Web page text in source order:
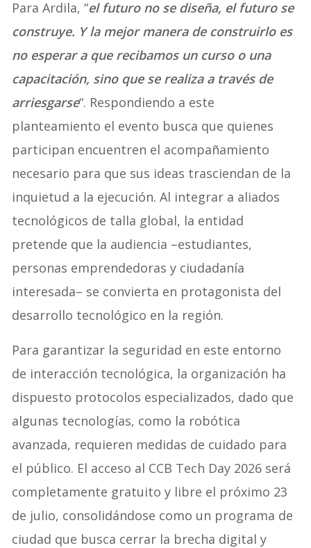
Para Ardila, “el futuro no se diseña, el futuro se
construye. Y la mejor manera de construirlo es
no esperar a que recibamos un curso o una
capacitación, sino que se realiza a través de
arriesgarse“. Respondiendo a este
planteamiento el evento busca que quienes
participan encuentren el acompañamiento
necesario para que sus ideas trasciendan de la
inquietud a la ejecución. Al integrar a aliados
tecnológicos de talla global, la entidad
pretende que la audiencia –estudiantes,
personas emprendedoras y ciudadanía
interesada– se convierta en protagonista del
desarrollo tecnológico en la región.
Para garantizar la seguridad en este entorno
de interacción tecnológica, la organización ha
dispuesto protocolos especializados, dado que
algunas tecnologías, como la robótica
avanzada, requieren medidas de cuidado para
el público. El acceso al CCB Tech Day 2026 será
completamente gratuito y libre el próximo 23
de julio, consolidándose como un programa de
ciudad que busca cerrar la brecha digital y